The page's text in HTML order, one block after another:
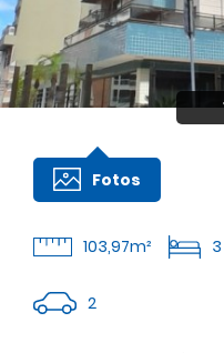
Fotos
103,97m² 3
2